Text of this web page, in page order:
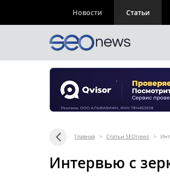
Новости Статьи
Главная > Статьи SEOnews >
Интервью с